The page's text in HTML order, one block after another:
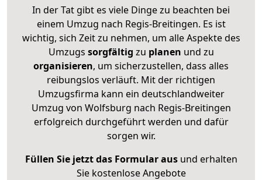
In der Tat gibt es viele Dinge zu beachten bei
einem Umzug nach Regis-Breitingen. Es ist
wichtig, sich Zeit zu nehmen, um alle Aspekte des
Umzugs sorgfältig zu planen und zu
organisieren, um sicherzustellen, dass alles
reibungslos verläuft. Mit der richtigen
Umzugsfirma kann ein deutschlandweiter
Umzug von Wolfsburg nach Regis-Breitingen
erfolgreich durchgeführt werden und dafür
sorgen wir.
Füllen Sie jetzt das Formular ausund erhalten
Sie kostenlose Angebote